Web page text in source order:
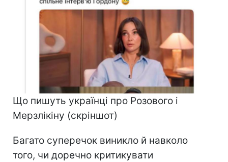
Що пишуть українці про Розового і
Мерзлікіну (скріншот)
Багато суперечок виникло й навколо
того, чи доречно критикувати